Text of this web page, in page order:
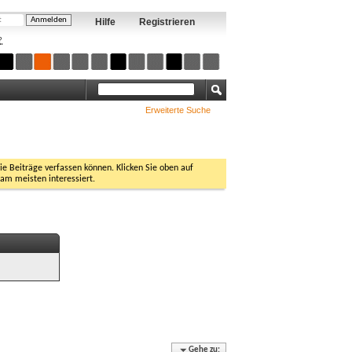
Registrieren
Hilfe
Erweiterte Suche
Beiträge verfassen können. Klicken Sie oben auf
am meisten interessiert.
Gehe zu: